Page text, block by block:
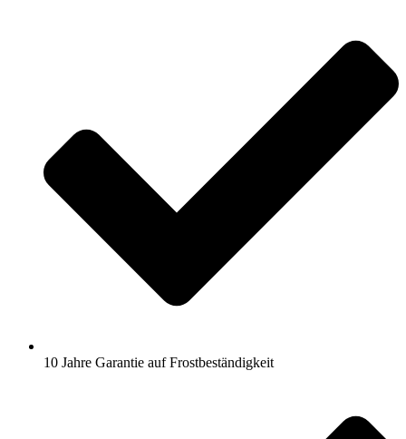
10 Jahre Garantie auf Frostbeständigkeit